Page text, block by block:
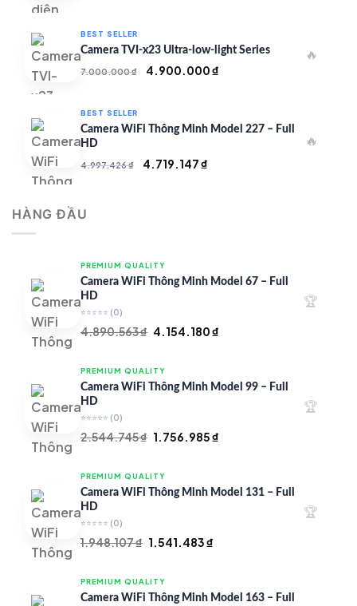
20.000.000 ₫.là:
14.000.000 ₫.
BEST SELLER
Camera TVI-x23 Ultra-low-light Series
7.000.000₫
Giá
7.000.000 ₫.
4.900.000₫
là:
🔥
BEST SELLER
Camera WiFi Thông Minh Model 227 – Full
HD
4.997.426₫
Giá
4.719.147₫
🔥
HÀNG ĐẦU
PREMIUM QUALITY
Camera WiFi Thông Minh Model 67 – Full
HD
⭐⭐⭐⭐⭐ (0)
4.890.563₫ Giá
là:
4.890.563 ₫.
4.154.180₫
là:
🏆
PREMIUM QUALITY
Camera WiFi Thông Minh Model 99 – Full
HD
⭐⭐⭐⭐⭐ (0)
2.544.745₫ Giá
là:
2.544.745 ₫.
1.756.985₫
là:
🏆
PREMIUM QUALITY
Camera WiFi Thông Minh Model 131 – Full
HD
⭐⭐⭐⭐⭐ (0)
1.948.107₫ Giá
là:
1.948.107 ₫.
1.541.483₫
là:
🏆
PREMIUM QUALITY
Camera WiFi Thông Minh Model 163 – Full